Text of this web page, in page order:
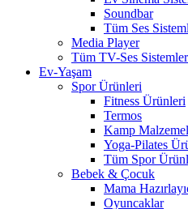
Soundbar
Tüm Ses
Media Player
Tüm TV-Ses
Ev-Yaşam
Spor Ürünleri
Fitness Ürünleri
Termos
Kamp
Yoga-Pilates
Tüm Spor
Bebek & Çocuk
Mama
Oyuncaklar